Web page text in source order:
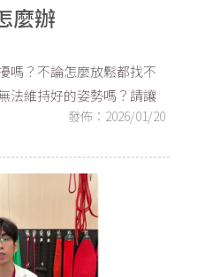
麼辦
發佈：2026/01/20
嗎？不論怎麼放鬆都找不
法維持好的姿勢嗎？請讓